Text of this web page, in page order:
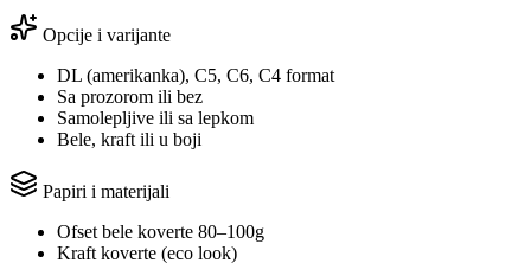
Opcije i varijante
DL (amerikanka), C5, C6, C4 format
Sa prozorom ili bez
Samolepljive ili sa lepkom
Bele, kraft ili u boji
Papiri i materijali
Ofset bele koverte 80–100g
Kraft koverte (eco look)